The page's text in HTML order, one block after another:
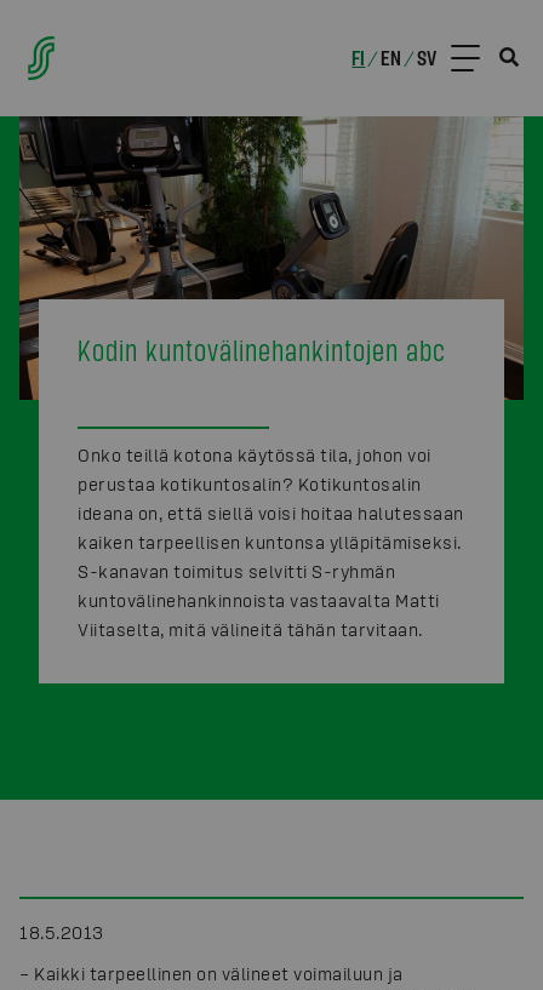
FI /EN /SV
Kodin kuntovälinehankintojen abc
Onko teillä kotona käytössä tila, johon voi
perustaa kotikuntosalin? Kotikuntosalin
ideana on, että siellä voisi hoitaa halutessaan
kaiken tarpeellisen kuntonsa ylläpitämiseksi.
S-kanavan toimitus selvitti S-ryhmän
kuntovälinehankinnoista vastaavalta Matti
Viitaselta, mitä välineitä tähän tarvitaan.
18.5.2013
– Kaikki tarpeellinen on välineet voimailuun ja